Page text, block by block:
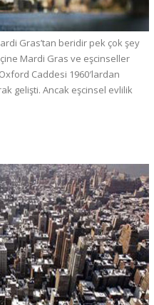
Gras’tan beridir pek çok şey
Mardi Gras ve eşcinseller
Caddesi 1960′lardan
gelişti. Ancak eşcinsel evlilik